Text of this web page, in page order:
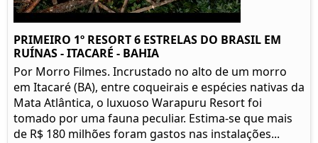
PRIMEIRO 1º RESORT 6 ESTRELAS DO BRASIL EM
RUÍNAS - ITACARÉ - BAHIA
Por Morro Filmes. Incrustado no alto de um morro
em Itacaré (BA), entre coqueirais e espécies nativas da
Mata Atlântica, o luxuoso Warapuru Resort foi
tomado por uma fauna peculiar. Estima-se que mais
de R$ 180 milhões foram gastos nas instalações...